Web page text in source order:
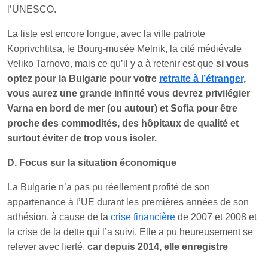
l’UNESCO.
La liste est encore longue, avec la ville patriote
Koprivchtitsa, le Bourg-musée Melnik, la cité médiévale
Veliko Tarnovo, mais ce qu’il y a à retenir est que si vous
optez pour la Bulgarie pour votre retraite à l’étranger,
vous aurez une grande infinité vous devrez privilégier
Varna en bord de mer (ou autour) et Sofia pour être
proche des commodités, des hôpitaux de qualité et
surtout éviter de trop vous isoler.
D. Focus sur la situation économique
La Bulgarie n’a pas pu réellement profité de son
appartenance à l’UE durant les premières années de son
adhésion, à cause de la crise financière de 2007 et 2008 et
la crise de la dette qui l’a suivi. Elle a pu heureusement se
relever avec fierté, car depuis 2014, elle enregistre